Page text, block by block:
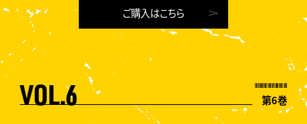
ご購入はこちら
VOL.6 第6巻